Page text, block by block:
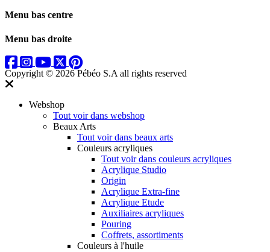
Menu bas centre
Menu bas droite
Copyright © 2026 Pébéo S.A all rights reserved
Webshop
Tout voir dans webshop
Beaux Arts
Tout voir dans beaux arts
Couleurs acryliques
Tout voir dans couleurs acryliques
Acrylique Studio
Origin
Acrylique Extra-fine
Acrylique Etude
Auxiliaires acryliques
Pouring
Coffrets, assortiments
Couleurs à l'huile